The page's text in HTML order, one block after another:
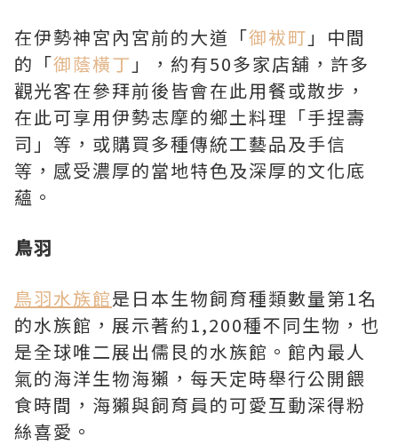
在伊勢神宮內宮前的大道「御袚町 」中間
的「御蔭橫丁 」，約有50多家店舖，許多
觀光客在參拜前後皆會在此用餐或散步，
在此可享用伊勢志摩的鄉土料理「手捏壽
司」等，或購買多種傳統工藝品及手信
等，感受濃厚的當地特色及深厚的文化底
蘊。
鳥羽
鳥羽水族館是日本生物飼育種類數量第1名
的水族館，展示著約1,200種不同生物，也
是全球唯二展出儒艮的水族館。館內最人
氣的海洋生物海獺，每天定時舉行公開餵
食時間，海獺與飼育員的可愛互動深得粉
絲喜愛。